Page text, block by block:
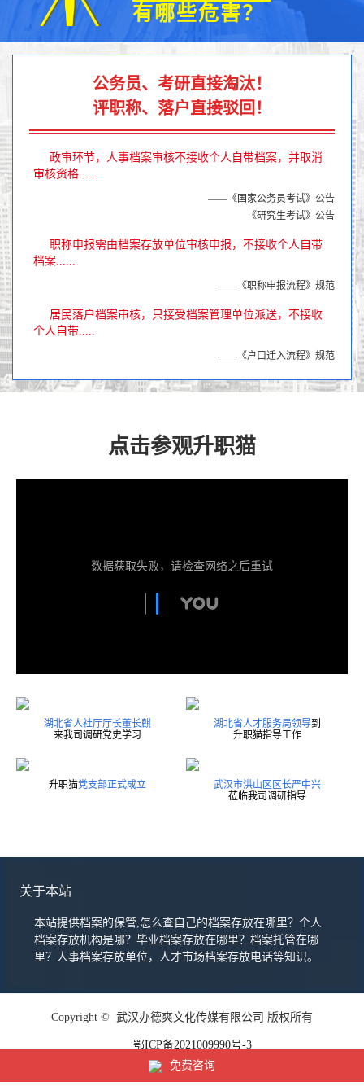
有哪些危害？
公务员、考研直接淘汰！
评职称、落户直接驳回！
政审环节，人事档案审核不接收个人自带档案，并取消
审核资格......
——《国家公务员考试》公告
《研究生考试》公告
职称申报需由档案存放单位审核申报，不接收个人自带
档案......
——《职称申报流程》规范
居民落户档案审核，只接受档案管理单位派送，不接收
个人自带.....
——《户口迁入流程》规范
点击参观升职猫
数据获取失败，请检查网络之后重试
湖北省人社厅厅长董长麒
来我司调研党史学习
湖北省人才服务局领导到
升职猫指导工作
升职猫党支部正式成立
武汉市洪山区区长严中兴
莅临我司调研指导
关于本站
本站提供档案的保管,怎么查自己的档案存放在哪里？个人
档案存放机构是哪？毕业档案存放在哪里？档案托管在哪
里？人事档案存放单位，人才市场档案存放电话等知识。
Copyright © 武汉办德爽文化传媒有限公司 版权所有
免费咨询
鄂ICP备2021009990号-3